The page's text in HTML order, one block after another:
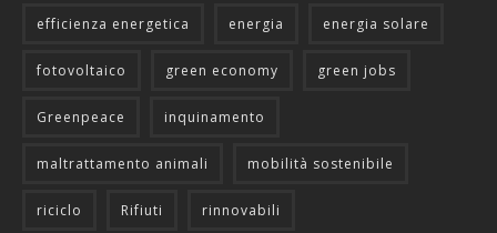
efficienza energetica energia energia solare
fotovoltaico green economy green jobs
Greenpeace inquinamento
maltrattamento animali mobilità sostenibile
riciclo Rifiuti rinnovabili